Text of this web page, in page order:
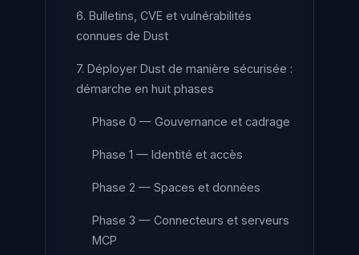
6. Bulletins, CVE et vulnérabilités
connues de Dust
7. Déployer Dust de manière sécurisée :
démarche en huit phases
Phase 0 — Gouvernance et cadrage
Phase 1 — Identité et accès
Phase 2 — Spaces et données
Phase 3 — Connecteurs et serveurs
MCP